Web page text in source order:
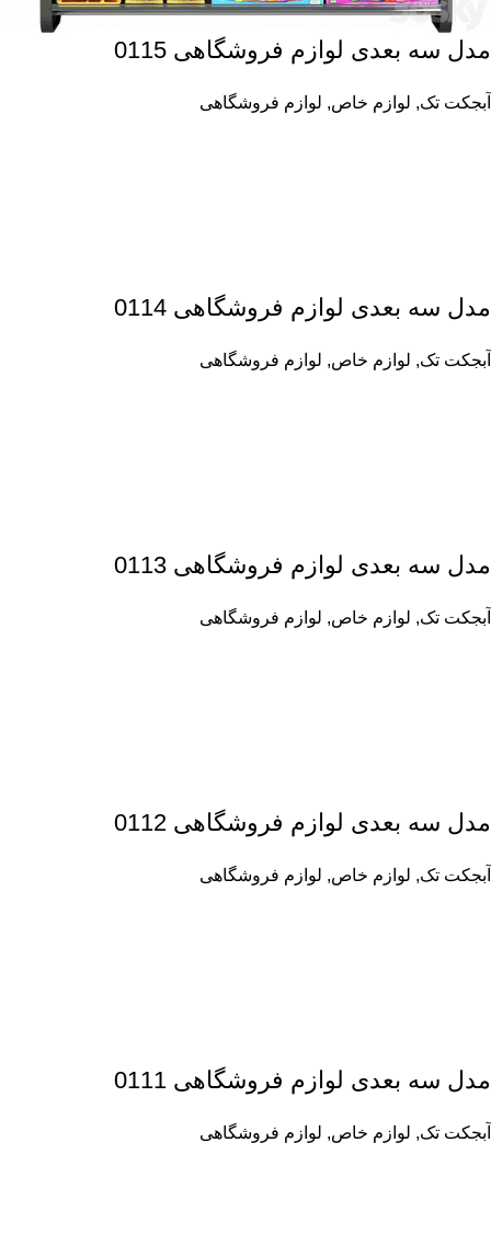
مدل سه بعدی لوازم فروشگاهی 0115
آبجکت تک, لوازم خاص, لوازم فروشگاهی
مدل سه بعدی لوازم فروشگاهی 0114
آبجکت تک, لوازم خاص, لوازم فروشگاهی
مدل سه بعدی لوازم فروشگاهی 0113
آبجکت تک, لوازم خاص, لوازم فروشگاهی
مدل سه بعدی لوازم فروشگاهی 0112
آبجکت تک, لوازم خاص, لوازم فروشگاهی
مدل سه بعدی لوازم فروشگاهی 0111
آبجکت تک, لوازم خاص, لوازم فروشگاهی